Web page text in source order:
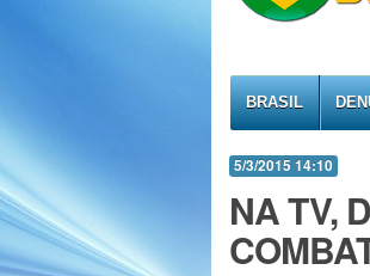
BRASIL
5/3/2015 14:10
NA TV,